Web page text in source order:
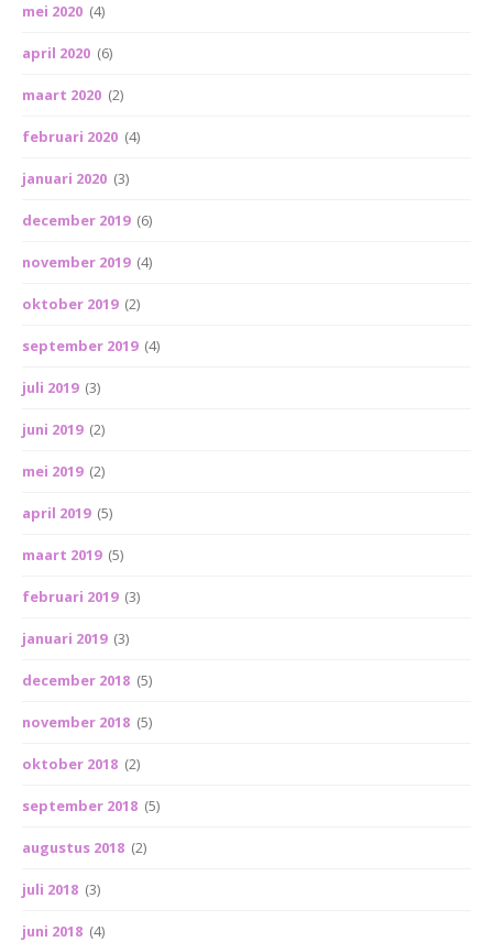
mei 2020 (4)
april 2020 (6)
maart 2020 (2)
februari 2020 (4)
januari 2020 (3)
december 2019 (6)
november 2019 (4)
oktober 2019 (2)
september 2019 (4)
juli 2019 (3)
juni 2019 (2)
mei 2019 (2)
april 2019 (5)
maart 2019 (5)
februari 2019 (3)
januari 2019 (3)
december 2018 (5)
november 2018 (5)
oktober 2018 (2)
september 2018 (5)
augustus 2018 (2)
juli 2018 (3)
juni 2018 (4)